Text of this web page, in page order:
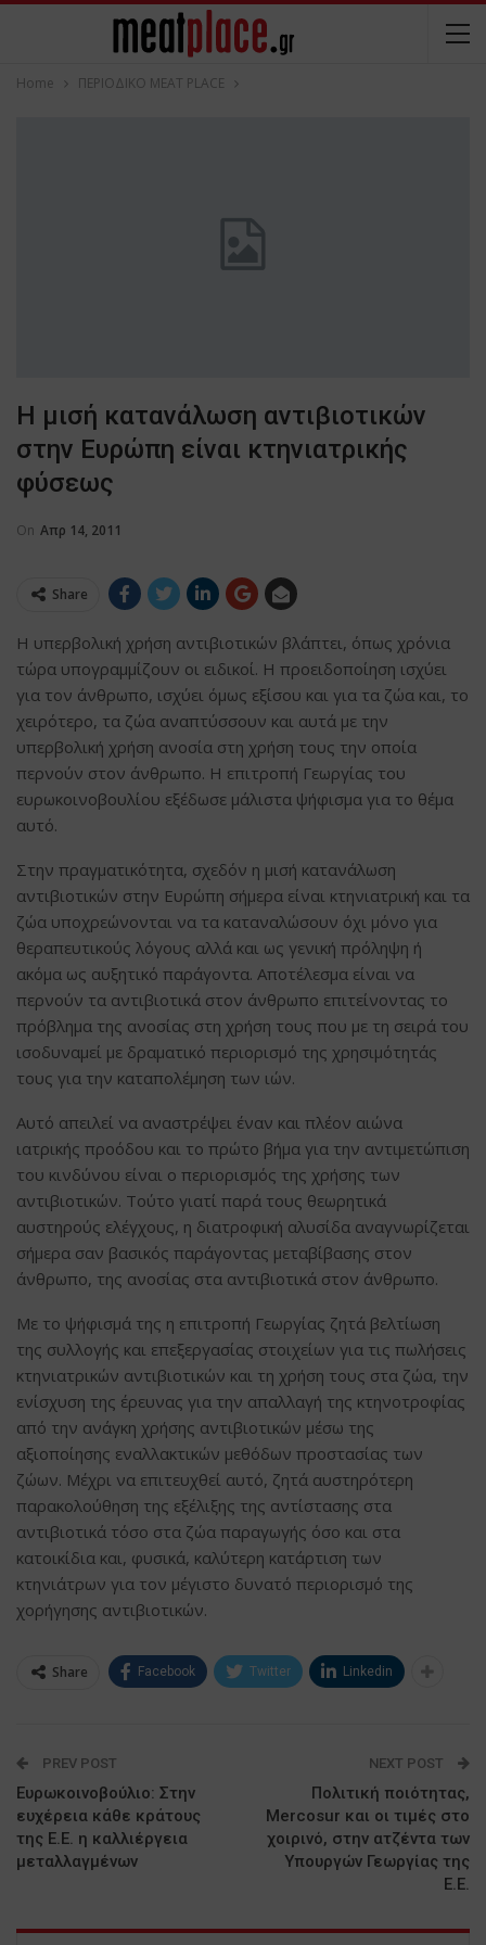
Home ΠΕΡΙΟΔΙΚΟ ΜΕΑΤ PLACE
Η μισή κατανάλωση αντιβιοτικών
στην Ευρώπη είναι κτηνιατρικής
φύσεως
On Απρ 14, 2011
Share
Η υπερβολική χρήση αντιβιοτικών βλάπτει, όπως χρόνια
τώρα υπογραμμίζουν οι ειδικοί. Η προειδοποίηση ισχύει
για τον άνθρωπο, ισχύει όμως εξίσου και για τα ζώα και, το
χειρότερο, τα ζώα αναπτύσσουν και αυτά με την
υπερβολική χρήση ανοσία στη χρήση τους την οποία
περνούν στον άνθρωπο. Η επιτροπή Γεωργίας του
ευρωκοινοβουλίου εξέδωσε μάλιστα ψήφισμα για το θέμα
αυτό.
Στην πραγματικότητα, σχεδόν η μισή κατανάλωση
αντιβιοτικών στην Ευρώπη σήμερα είναι κτηνιατρική και τα
ζώα υποχρεώνονται να τα καταναλώσουν όχι μόνο για
θεραπευτικούς λόγους αλλά και ως γενική πρόληψη ή
ακόμα ως αυξητικό παράγοντα. Αποτέλεσμα είναι να
περνούν τα αντιβιοτικά στον άνθρωπο επιτείνοντας το
πρόβλημα της ανοσίας στη χρήση τους που με τη σειρά του
ισοδυναμεί με δραματικό περιορισμό της χρησιμότητάς
τους για την καταπολέμηση των ιών.
Αυτό απειλεί να αναστρέψει έναν και πλέον αιώνα
ιατρικής προόδου και το πρώτο βήμα για την αντιμετώπιση
του κινδύνου είναι ο περιορισμός της χρήσης των
αντιβιοτικών. Τούτο γιατί παρά τους θεωρητικά
αυστηρούς ελέγχους, η διατροφική αλυσίδα αναγνωρίζεται
σήμερα σαν βασικός παράγοντας μεταβίβασης στον
άνθρωπο, της ανοσίας στα αντιβιοτικά στον άνθρωπο.
Με το ψήφισμά της η επιτροπή Γεωργίας ζητά βελτίωση
της συλλογής και επεξεργασίας στοιχείων για τις πωλήσεις
κτηνιατρικών αντιβιοτικών και τη χρήση τους στα ζώα, την
ενίσχυση της έρευνας για την απαλλαγή της κτηνοτροφίας
από την ανάγκη χρήσης αντιβιοτικών μέσω της
αξιοποίησης εναλλακτικών μεθόδων προστασίας των
ζώων. Μέχρι να επιτευχθεί αυτό, ζητά αυστηρότερη
παρακολούθηση της εξέλιξης της αντίστασης στα
αντιβιοτικά τόσο στα ζώα παραγωγής όσο και στα
κατοικίδια και, φυσικά, καλύτερη κατάρτιση των
κτηνιάτρων για τον μέγιστο δυνατό περιορισμό της
χορήγησης αντιβιοτικών.
Share Facebook Twitter Linkedin
PREV POST
Ευρωκοινοβούλιο: Στην
ευχέρεια κάθε κράτους
της Ε.Ε. η καλλιέργεια
μεταλλαγμένων
NEXT POST
Πολιτική ποιότητας,
Mercosur και οι τιμές στο
χοιρινό, στην ατζέντα των
Υπουργών Γεωργίας της
Ε.Ε.